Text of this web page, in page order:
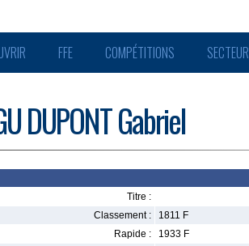
FFE COMPÉTITIONS
DUPONT Gabriel
Titre :
Classement :
1811 F
Rapide :
1933 F